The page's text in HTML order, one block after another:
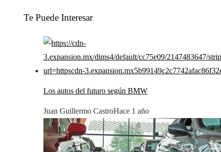
Te Puede Interesar
Los autos del futuro según BMW
Juan Guillermo CastroHace 1 año